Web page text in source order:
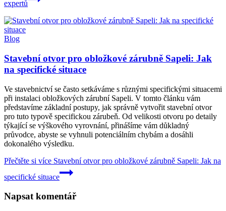
expertů
Blog
Stavební otvor pro obložkové zárubně Sapeli: Jak
na specifické situace
Ve stavebnictví se často setkáváme s různými specifickými situacemi
při instalaci obložkových zárubní Sapeli. V tomto článku vám
představíme základní postupy, jak správně vytvořit stavební otvor
pro tuto typově specifickou zárubeň. Od velikosti otvoru po detaily
týkající se výškového vyrovnání, přinášíme vám důkladný
průvodce, abyste se vyhnuli potenciálním chybám a dosáhli
dokonalého výsledku.
Přečtěte si více Stavební otvor pro obložkové zárubně Sapeli: Jak na
specifické situace
Napsat komentář